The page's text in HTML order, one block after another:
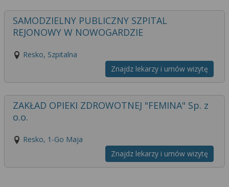
SAMODZIELNY PUBLICZNY SZPITAL
REJONOWY W NOWOGARDZIE
Resko, Szpitalna
Znajdz lekarzy i umów wizytę
ZAKŁAD OPIEKI ZDROWOTNEJ "FEMINA" Sp. z
o.o.
Resko, 1-Go Maja
Znajdz lekarzy i umów wizytę